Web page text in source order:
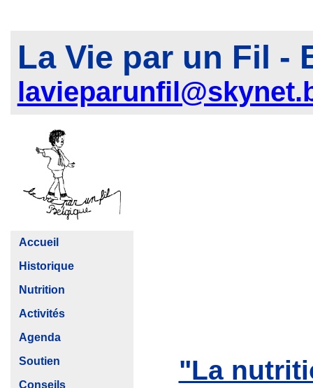
La Vie par un Fil -
Accueil
Historique
Nutrition
Activités
Agenda
Soutien
Conseils
"La